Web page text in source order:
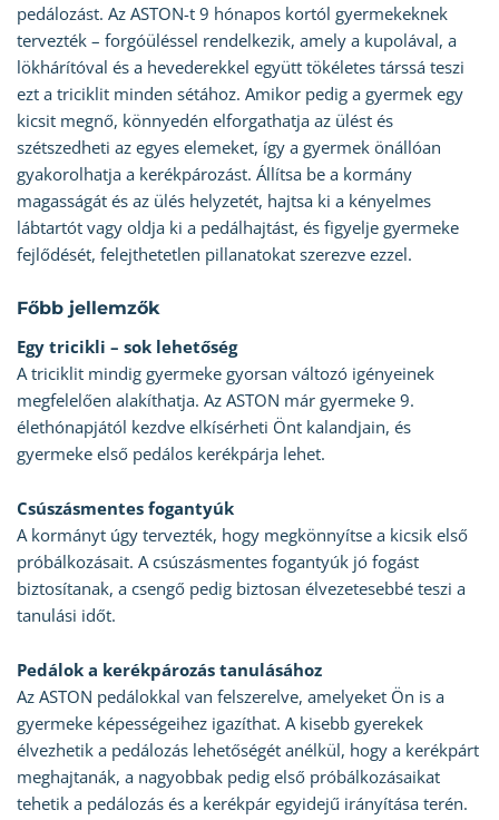
pedálozást. Az ASTON-t 9 hónapos kortól gyermekeknek
tervezték – forgóüléssel rendelkezik, amely a kupolával, a
lökhárítóval és a hevederekkel együtt tökéletes társsá teszi
ezt a triciklit minden sétához. Amikor pedig a gyermek egy
kicsit megnő, könnyedén elforgathatja az ülést és
szétszedheti az egyes elemeket, így a gyermek önállóan
gyakorolhatja a kerékpározást. Állítsa be a kormány
magasságát és az ülés helyzetét, hajtsa ki a kényelmes
lábtartót vagy oldja ki a pedálhajtást, és figyelje gyermeke
fejlődését, felejthetetlen pillanatokat szerezve ezzel.
Főbb jellemzők
Egy tricikli – sok lehetőség
A triciklit mindig gyermeke gyorsan változó igényeinek
megfelelően alakíthatja. Az ASTON már gyermeke 9.
élethónapjától kezdve elkísérheti Önt kalandjain, és
gyermeke első pedálos kerékpárja lehet.
Csúszásmentes fogantyúk
A kormányt úgy tervezték, hogy megkönnyítse a kicsik első
próbálkozásait. A csúszásmentes fogantyúk jó fogást
biztosítanak, a csengő pedig biztosan élvezetesebbé teszi a
tanulási időt.
Pedálok a kerékpározás tanulásához
Az ASTON pedálokkal van felszerelve, amelyeket Ön is a
gyermeke képességeihez igazíthat. A kisebb gyerekek
élvezhetik a pedálozás lehetőségét anélkül, hogy a kerékpárt
meghajtanák, a nagyobbak pedig első próbálkozásaikat
tehetik a pedálozás és a kerékpár egyidejű irányítása terén.